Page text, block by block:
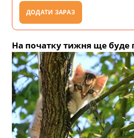
ДОДАТИ ЗАРАЗ
На початку тижня ще буде